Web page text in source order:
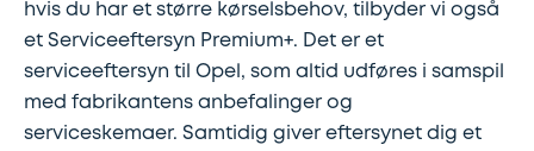
hvis du har et større kørselsbehov, tilbyder vi også
et Serviceeftersyn Premium+. Det er et
serviceeftersyn til Opel, som altid udføres i samspil
med fabrikantens anbefalinger og
serviceskemaer. Samtidig giver eftersynet dig et